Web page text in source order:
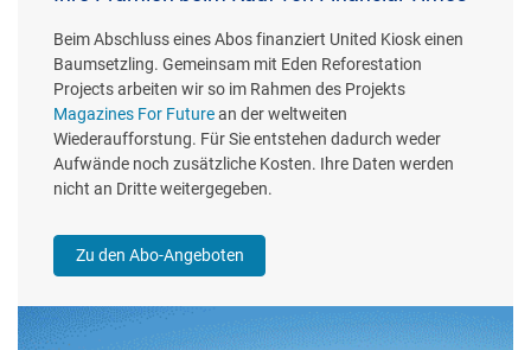
Beim Abschluss eines Abos finanziert United Kiosk einen
Baumsetzling. Gemeinsam mit Eden Reforestation
Projects arbeiten wir so im Rahmen des Projekts
Magazines For Futurean der weltweiten
Wiederaufforstung. Für Sie entstehen dadurch weder
Aufwände noch zusätzliche Kosten. Ihre Daten werden
nicht an Dritte weitergegeben.
Zu den Abo-Angeboten